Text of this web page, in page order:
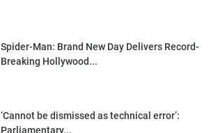
Spider-Man: Brand New Day Delivers Record-
Breaking Hollywood...
‘Cannot be dismissed as technical error’:
Parliamentary...